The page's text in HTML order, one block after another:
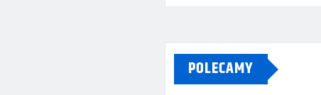
POLECAMY